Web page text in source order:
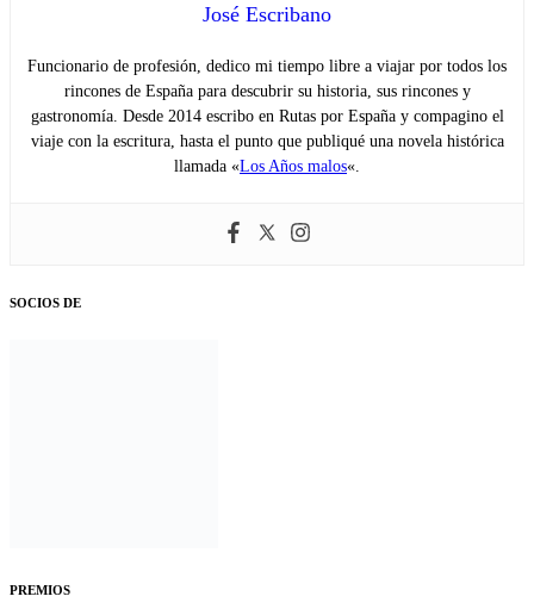
José Escribano
Funcionario de profesión, dedico mi tiempo libre a viajar por todos los
rincones de España para descubrir su historia, sus rincones y
gastronomía. Desde 2014 escribo en Rutas por España y compagino el
viaje con la escritura, hasta el punto que publiqué una novela histórica
llamada «Los Años malos«.
SOCIOS DE
PREMIOS